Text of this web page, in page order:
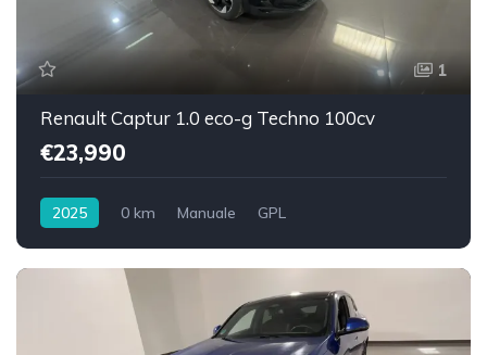
1
Renault Captur 1.0 eco-g Techno 100cv
€23,990
2025 0 km Manuale
GPL